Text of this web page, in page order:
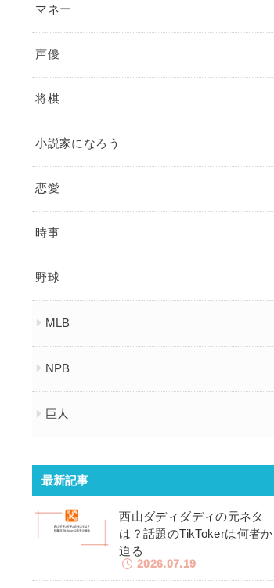
マネー
声優
将棋
小説家になろう
恋愛
時事
野球
MLB
NPB
巨人
最新記事
西山ダディダディの元ネタ
は？話題のTikTokerは何者か
迫る
2026.07.19